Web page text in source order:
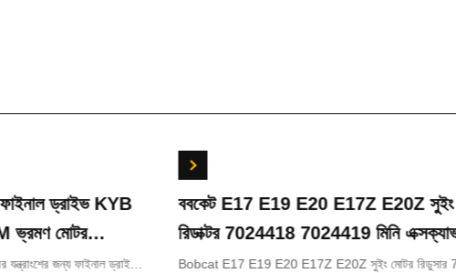
ববকেট E17 E19 E20 E17Z E20Z সুইং মোটর
রিডাক্টর 7024418 7024419 মিনি এক্সক্যাভারের
জন্য
Bobcat E17 E19 E20 E17Z E20Z সুইং মোটর রিডুসার 7024418
KOMATSU
PC55MR-3
18200 723-
KOMATSU